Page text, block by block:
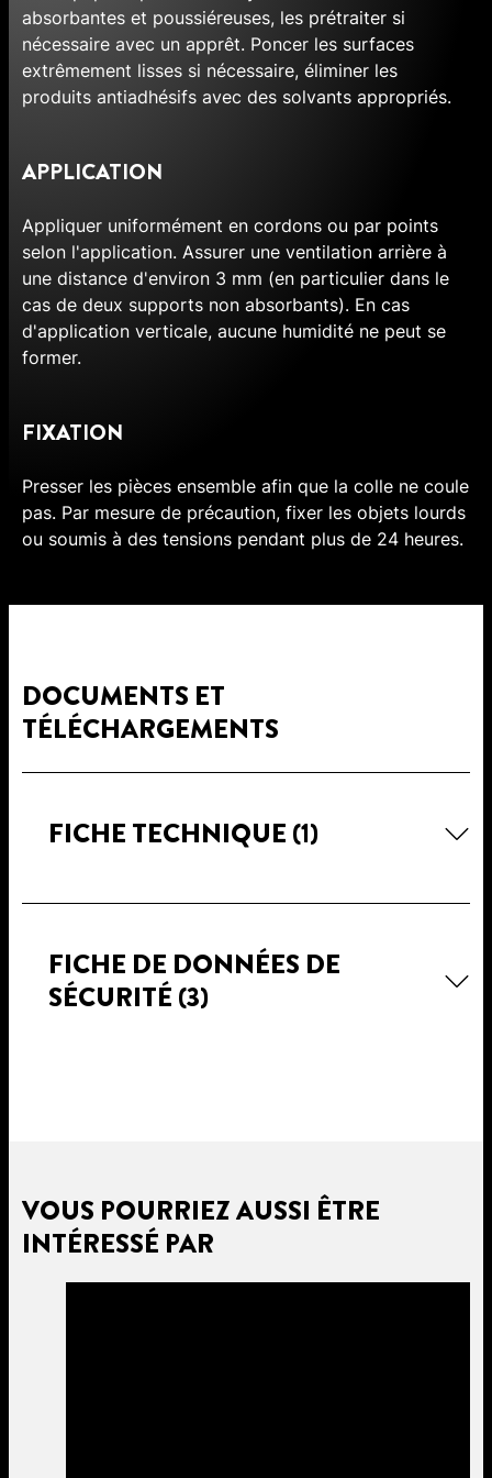
absorbantes et poussiéreuses, les prétraiter si
nécessaire avec un apprêt. Poncer les surfaces
extrêmement lisses si nécessaire, éliminer les
produits antiadhésifs avec des solvants appropriés.
APPLICATION
Appliquer uniformément en cordons ou par points
selon l'application. Assurer une ventilation arrière à
une distance d'environ 3 mm (en particulier dans le
cas de deux supports non absorbants). En cas
d'application verticale, aucune humidité ne peut se
former.
FIXATION
Presser les pièces ensemble afin que la colle ne coule
pas. Par mesure de précaution, fixer les objets lourds
ou soumis à des tensions pendant plus de 24 heures.
DOCUMENTS ET
TÉLÉCHARGEMENTS
FICHE TECHNIQUE (1)
FICHE DE DONNÉES DE
SÉCURITÉ (3)
VOUS POURRIEZ AUSSI ÊTRE
INTÉRESSÉ PAR